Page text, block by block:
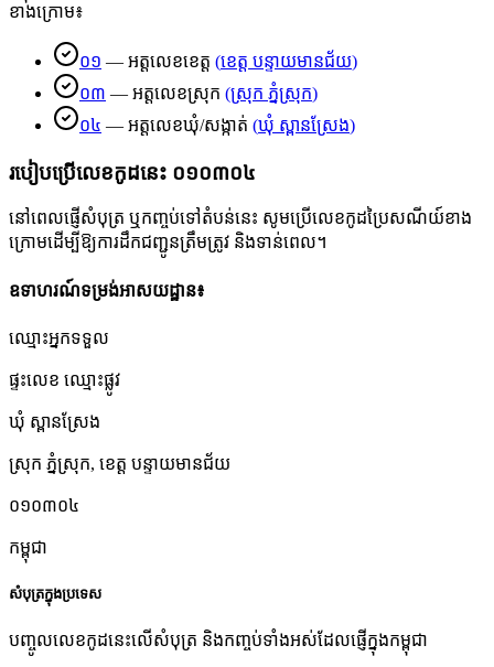
ខាងក្រោម៖
០១ — អត្តលេខខេត្ត (ខេត្ត បន្ទាយមានជ័យ)
០៣ — អត្តលេខស្រុក (ស្រុក ភ្នំស្រុក)
០៤ — អត្តលេខឃុំ/សង្កាត់ (ឃុំ ស្ពានស្រែង)
របៀបប្រើលេខកូដនេះ ០១០៣០៤
នៅពេលផ្ញើសំបុត្រ ឬកញ្ចប់ទៅតំបន់នេះ សូមប្រើលេខកូដប្រៃសណីយ៍ខាង
ក្រោមដើម្បីឱ្យការដឹកជញ្ជូនត្រឹមត្រូវ និងទាន់ពេល។
ឧទាហរណ៍ទម្រង់អាសយដ្ឋាន៖
ឈ្មោះអ្នកទទួល
ផ្ទះលេខ ឈ្មោះផ្លូវ
ឃុំ ស្ពានស្រែង
ស្រុក ភ្នំស្រុក, ខេត្ត បន្ទាយមានជ័យ
០១០៣០៤
កម្ពុជា
សំបុត្រក្នុងប្រទេស
បញ្ចូលលេខកូដនេះលើសំបុត្រ និងកញ្ចប់ទាំងអស់ដែលផ្ញើក្នុងកម្ពុជា